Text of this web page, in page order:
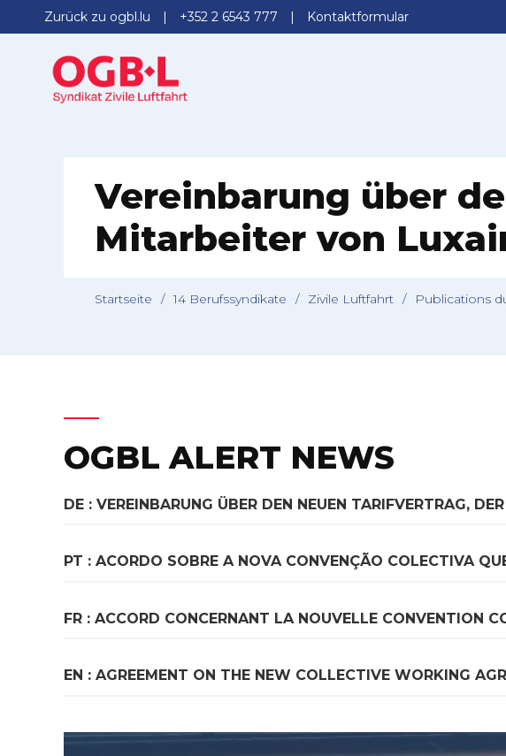
Zurück zu ogbl.lu +352 2 6543 777 Kontaktformular
Vereinbarung über
Mitarbeiter von
Startseite / 14 Berufssyndikate / Zivile Luftfahrt / Publications
OGBL ALERT NEWS
DE : VEREINBARUNG ÜBER DEN NEUEN TARIFVERTRAG,
PT : ACORDO SOBRE A NOVA CONVENÇÃO COLECTIVA
FR : ACCORD CONCERNANT LA NOUVELLE CONVENTION
EN : AGREEMENT ON THE NEW COLLECTIVE WORKING